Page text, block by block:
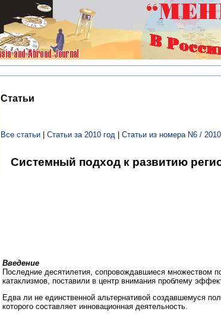
Статьи
Все статьи| Статьи за 2010 год | Статьи из номера N6 / 2010
Системный подход к развитию
Введение
Последние десятилетия, сопровождавшиеся множеством
катаклизмов, поставили в центр внимания проблему
Едва ли не единственной альтернативой создавшемуся
которого составляет инновационная деятельность.